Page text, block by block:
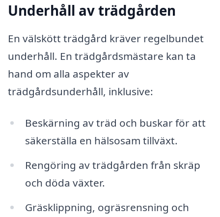
Underhåll av trädgården
En välskött trädgård kräver regelbundet
underhåll. En trädgårdsmästare kan ta
hand om alla aspekter av
trädgårdsunderhåll, inklusive:
Beskärning av träd och buskar för att
säkerställa en hälsosam tillväxt.
Rengöring av trädgården från skräp
och döda växter.
Gräsklippning, ogräsrensning och